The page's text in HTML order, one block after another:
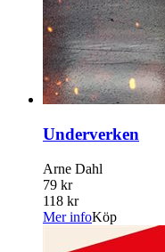
Underverken
Arne Dahl
79 kr
118 kr
Mer infoKöp